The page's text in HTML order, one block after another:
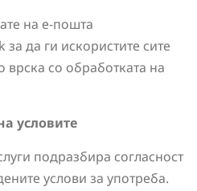
на е-пошта
за да ги искористите сите
со обработката на
условите
подразбира согласност
услови за употреба.